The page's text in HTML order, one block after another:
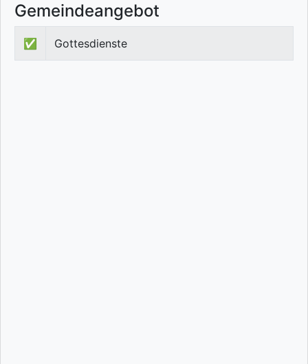
Gemeindeangebot
✅ Gottesdienste